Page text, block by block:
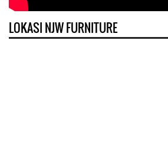
LOKASI NJW FURNITURE